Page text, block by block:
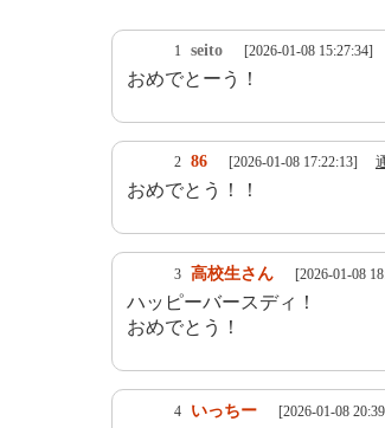
1 seito [2026-01-08 15:27:34]
おめでとーう！
2 86 [2026-01-08 17:22:13]
おめでとう！！
3 高校生さん [2026-01-08
ハッピーバースディ！
おめでとう！
4 いっちー [2026-01-08